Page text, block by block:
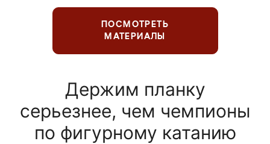
ПОСМОТРЕТЬ
МАТЕРИАЛЫ
Держим планку
серьезнее, чем чемпионы
по фигурному катанию